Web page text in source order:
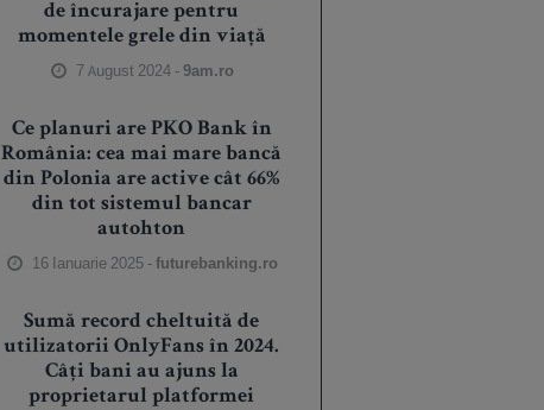
de încurajare pentru
momentele grele din viață
7 August 2024 -9am.ro
Ce planuri are PKO Bank în
România: cea mai mare bancă
din Polonia are active cât 66%
din tot sistemul bancar
autohton
16 Ianuarie 2025 -futurebanking.ro
Sumă record cheltuită de
utilizatorii OnlyFans în 2024.
Câți bani au ajuns la
proprietarul platformei